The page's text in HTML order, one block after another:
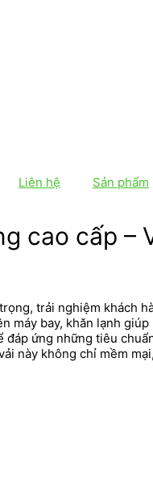
Liên hệ Sản phẩm
cao cấp
trải nghiệm
bay, khăn lạnh
ứng những tiêu
này không chỉ mềm